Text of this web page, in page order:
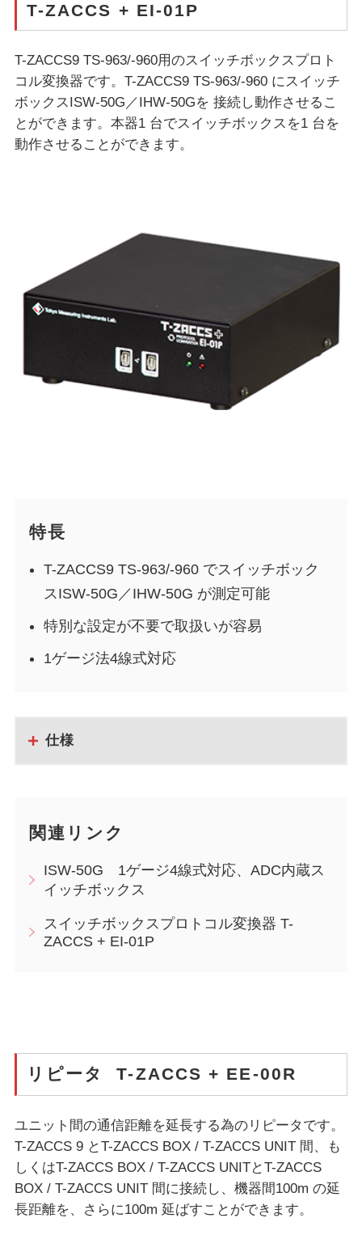
T-ZACCS + EI-01P
T-ZACCS9 TS-963/-960用のスイッチボックスプロト
コル変換器です。T-ZACCS9 TS-963/-960 にスイッチ
ボックスISW-50G／IHW-50Gを 接続し動作させるこ
とができます。本器1 台でスイッチボックスを1 台を
動作させることができます。
特長
T-ZACCS9 TS-963/-960 でスイッチボック
スISW-50G／IHW-50G が測定可能
特別な設定が不要で取扱いが容易
1ゲージ法4線式対応
仕様
関連リンク
ISW-50G 1ゲージ4線式対応、ADC内蔵ス
イッチボックス
スイッチボックスプロトコル変換器 T-
ZACCS + EI-01P
リピータ T-ZACCS + EE-00R
ユニット間の通信距離を延長する為のリピータです。
T-ZACCS 9 とT-ZACCS BOX / T-ZACCS UNIT 間、も
しくはT-ZACCS BOX / T-ZACCS UNITとT-ZACCS
BOX / T-ZACCS UNIT 間に接続し、機器間100m の延
長距離を、さらに100m 延ばすことができます。